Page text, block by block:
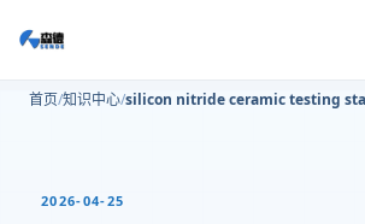
首页 知识中心 silicon nitride ceramic testing
2026-04-25